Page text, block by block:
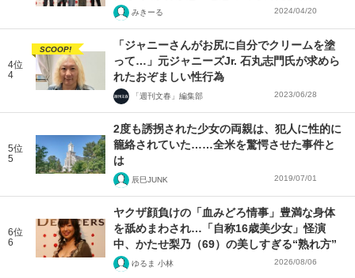
みきーる 2024/04/20
4位
4
SCOOP!
「ジャニーさんがお尻に自分でクリームを塗
って…」元ジャニーズJr. 石丸志門氏が求めら
れたおぞましい性行為
「週刊文春」編集部 2023/06/28
5位
5
2度も誘拐された少女の両親は、犯人に性的に
籠絡されていた……全米を驚愕させた事件と
は
辰巳JUNK 2019/07/01
6位
6
ヤクザ顔負けの「血みどろ情事」豊満な身体
を舐めまわされ…「自称16歳美少女」怪演
中、かたせ梨乃（69）の美しすぎる“熟れ方”
ゆるま 小林 2026/08/06